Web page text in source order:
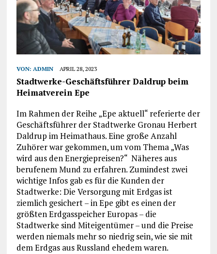
VON: ADMIN APRIL 28, 2023
Stadtwerke-Geschäftsführer Daldrup beim
Heimatverein Epe
Im Rahmen der Reihe „Epe aktuell“ referierte der
Geschäftsführer der Stadtwerke Gronau Herbert
Daldrup im Heimathaus. Eine große Anzahl
Zuhörer war gekommen, um vom Thema „Was
wird aus den Energiepreisen?“ Näheres aus
berufenem Mund zu erfahren. Zumindest zwei
wichtige Infos gab es für die Kunden der
Stadtwerke: Die Versorgung mit Erdgas ist
ziemlich gesichert – in Epe gibt es einen der
größten Erdgasspeicher Europas – die
Stadtwerke sind Miteigentümer – und die Preise
werden niemals mehr so niedrig sein, wie sie mit
dem Erdgas aus Russland ehedem waren.